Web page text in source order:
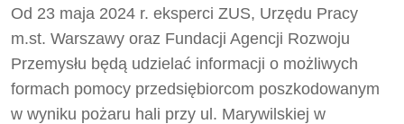
Od 23 maja 2024 r. eksperci ZUS, Urzędu Pracy
m.st. Warszawy oraz Fundacji Agencji Rozwoju
Przemysłu będą udzielać informacji o możliwych
formach pomocy przedsiębiorcom poszkodowanym
w wyniku pożaru hali przy ul. Marywilskiej w